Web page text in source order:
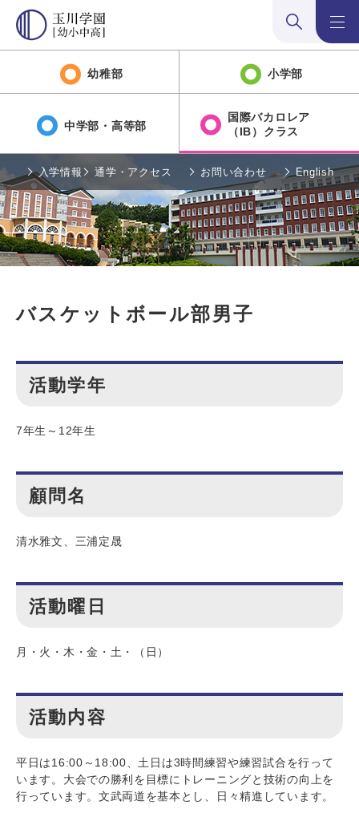
検索:開くメニュ
幼稚部 小学部
中学部・高等部
国際バカロレア
（IB）クラス
入学情報 通学・アクセス お問い合わせ English
バスケットボール部男子
活動学年
7年生～12年生
顧問名
清水雅文、三浦定晟
活動曜日
月・火・木・金・土・（日）
活動内容
平日は16:00～18:00、土日は3時間練習や練習試合を行って
います。大会での勝利を目標にトレーニングと技術の向上を
行っています。文武両道を基本とし、日々精進しています。